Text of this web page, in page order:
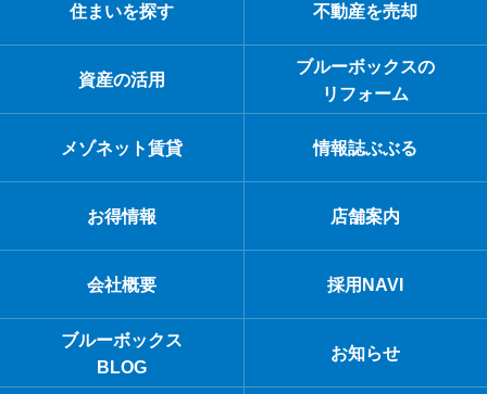
住まいを探す 不動産を売却
資産の活用
ブルーボックスの
リフォーム
メゾネット賃貸 情報誌ぶぶる
お得情報 店舗案内
会社概要 採用NAVI
ブルーボックス
BLOG
お知らせ